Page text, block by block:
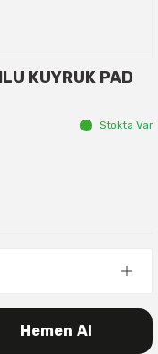
KUYRUK PAD
Stokta Var
Hemen Al